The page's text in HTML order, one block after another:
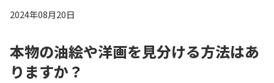
2024年08月20日
本物の油絵や洋画を見分ける方法はあ
りますか？